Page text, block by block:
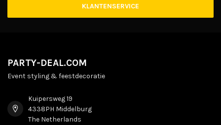
KLANTENSERVICE
PARTY-DEAL.COM
Event styling & feestdecoratie
Kuipersweg 19
4338PH Middelburg
The Netherlands